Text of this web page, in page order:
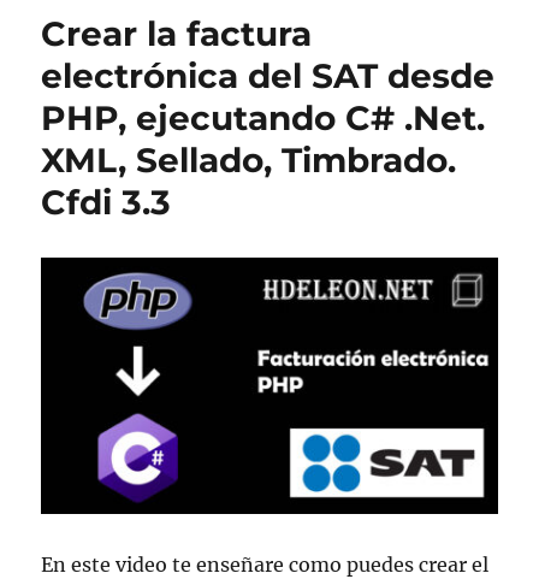
Crear la factura
electrónica del SAT desde
PHP, ejecutando C# .Net.
XML, Sellado, Timbrado.
Cfdi 3.3
En este video te enseñare como puedes crear el